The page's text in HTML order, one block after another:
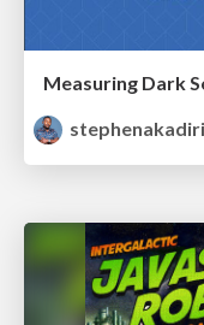
stephenakadiri